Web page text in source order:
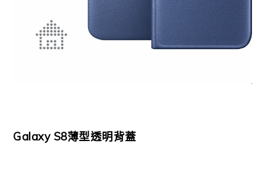
Galaxy S8薄型透明背蓋